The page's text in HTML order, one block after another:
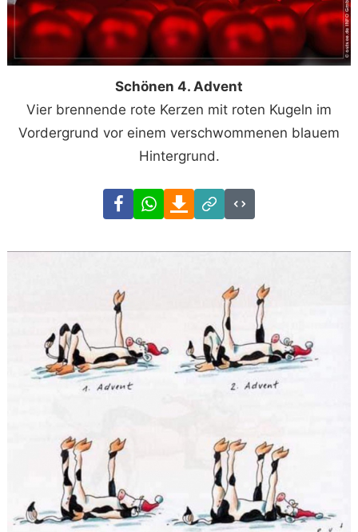
Schönen 4. Advent
Vier brennende rote Kerzen mit roten Kugeln im
Vordergrund vor einem verschwommenen blauem
Hintergrund.
FacebookWhatsAppDownload
Link
Code